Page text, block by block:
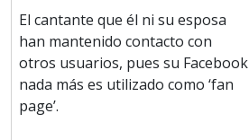
El cantante que él ni su esposa
han mantenido contacto con
otros usuarios, pues su Facebook
nada más es utilizado como ‘fan
page’.